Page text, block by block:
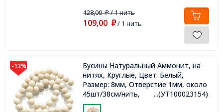
128,00₽/ 1 нить
109,00 ₽/ 1 нить
-13%
Бусины Натуральный Аммонит, на
нитях, Круглые, Цвет: Белый,
Размер: 8мм, Отверстие 1мм, около
45шт/38см/нить,
...(УТ100023154)